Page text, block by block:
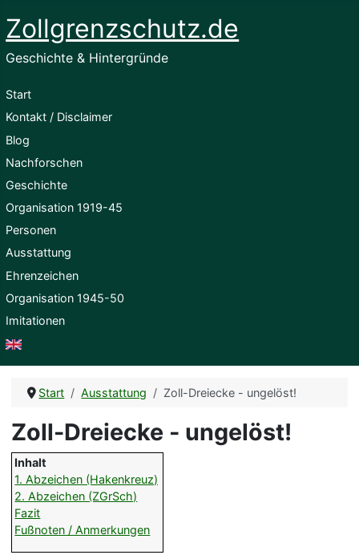
Zollgrenzschutz.de
Geschichte & Hintergründe
Start
Kontakt / Disclaimer
Blog
Nachforschen
Geschichte
Organisation 1919-45
Personen
Ausstattung
Ehrenzeichen
Organisation 1945-50
Imitationen
English
Start Ausstattung Zoll-Dreiecke - ungelöst!
Zoll-Dreiecke - ungelöst!
Inhalt
1. Abzeichen (Hakenkreuz)
2. Abzeichen (ZGrSch)
Fazit
Fußnoten / Anmerkungen